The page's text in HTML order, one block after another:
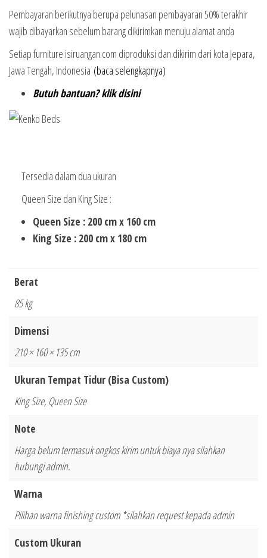
Pembayaran berikutnya berupa pelunasan pembayaran 50% terakhir
wajib dibayarkan sebelum barang dikirimkan menuju alamat anda
Setiap furniture isiruangan.com diproduksi dan dikirim dari kota Jepara,
Jawa Tengah, Indonesia (baca selengkapnya)
Butuh bantuan? klik disini
Tersedia dalam dua ukuran
Queen Size dan King Size :
Queen Size : 200 cm x 160 cm
King Size : 200 cm x 180 cm
Berat
85 kg
Dimensi
210 × 160 × 135 cm
Ukuran Tempat Tidur (Bisa Custom)
King Size, Queen Size
Note
Harga belum termasuk ongkos kirim untuk biaya nya silahkan
hubungi admin.
Warna
Pilihan warna finishing custom *silahkan request kepada admin
Custom Ukuran